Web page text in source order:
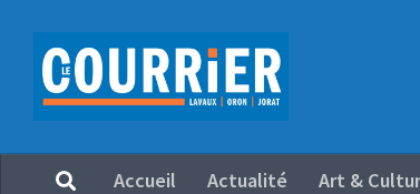
Au dessous du contenu
Accueil Actualité Art &